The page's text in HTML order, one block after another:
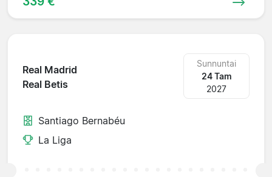
Real Madrid
Real Betis
Sunnuntai
24 Tam
2027
Santiago Bernabéu
La Liga